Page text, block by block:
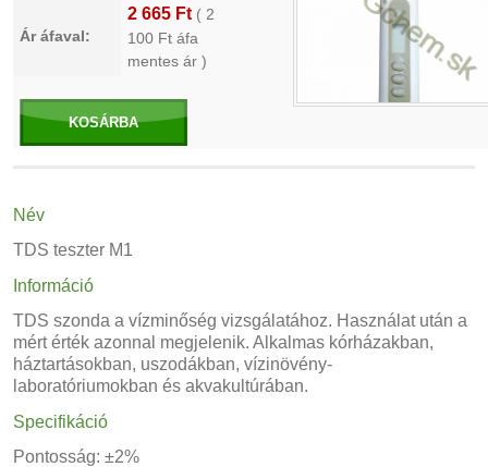
Ár áfaval:
2 665 Ft ( 2
100 Ft áfa
mentes ár )
KOSÁRBA
Név
TDS teszter M1
Információ
TDS szonda a vízminőség vizsgálatához. Használat után a
mért érték azonnal megjelenik. Alkalmas kórházakban,
háztartásokban, uszodákban, vízinövény-
laboratóriumokban és akvakultúrában.
Specifikáció
Pontosság: ±2%